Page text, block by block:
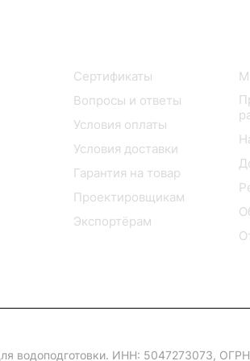
Сертификаты
Вопросы и ответы
Условия оплаты
Условия доставки
Гарантия на товар
Проектировщикам
Экспортёрам
водоподготовки. ИНН: 5047273073,